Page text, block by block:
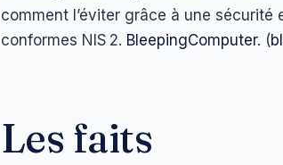
comment l’éviter grâce à une sécurité
conformes NIS 2. BleepingComputer. (
Les faits